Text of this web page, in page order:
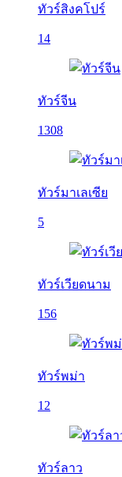
ทัวร์สิงคโปร์
14
ทัวร์จีน
1308
ทัวร์มาเลเซีย
5
ทัวร์เวียดนาม
156
ทัวร์พม่า
12
ทัวร์ลาว